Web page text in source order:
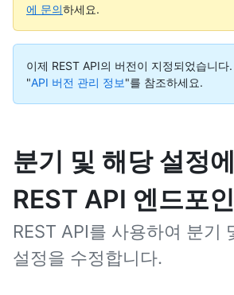
에 문의하세요.
이제 REST API의 버전이 지정되었습니다.
"API 버전 관리 정보"를 참조하세요.
분기 및 해당 설정
REST API 엔드포
REST API를 사용하여 분기
설정을 수정합니다.